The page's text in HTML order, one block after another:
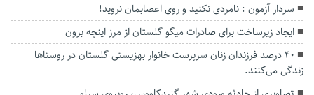
سردار آزمون : نامردی نکنید و روی اعصابمان نروید!
ایجاد زیرساخت برای صادرات میگو گلستان از مرز اینچه برون
۴۰ درصد فرزندان زنان سرپرست خانوار بهزیستی گلستان در روستاها
زندگی می‌کنند.